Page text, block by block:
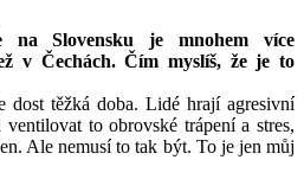
na Slovensku je mnohem více
v Čechách. Čím myslíš, že je to
těžká doba. Lidé hrají agresivní
to obrovské trápení a stres,
Ale nemusí to tak být. To je jen můj